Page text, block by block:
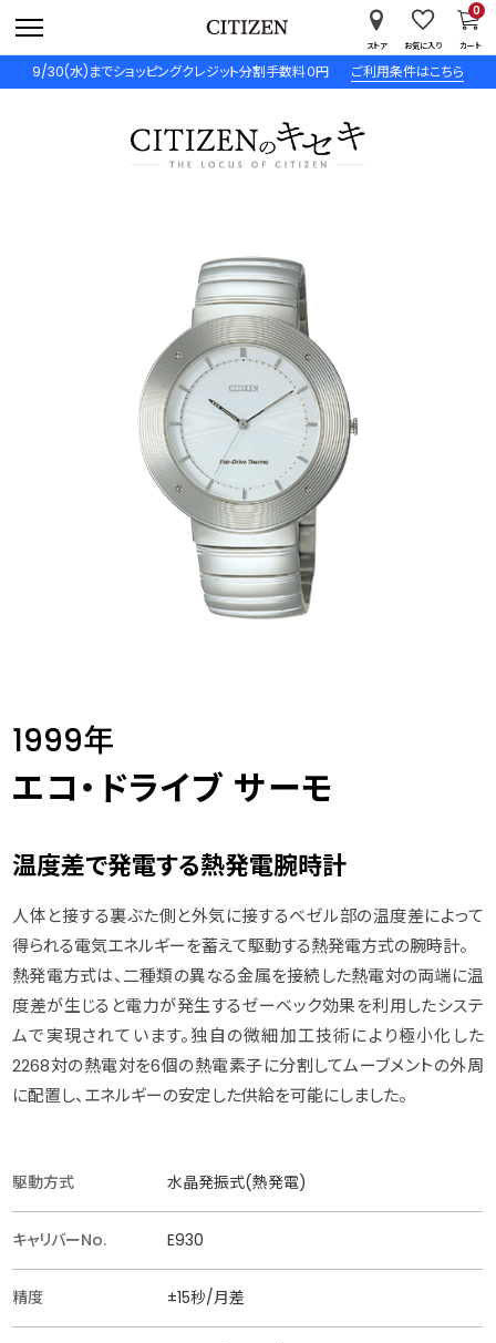
9/30(水)までショッピングクレジット分割手数料０円 ご利用条件はこちら
ストア お気に入り カート
0
1999年
エコ・ドライブ サーモ
温度差で発電する熱発電腕時計
人体と接する裏ぶた側と外気に接するベゼル部の温度差によって
得られる電気エネルギーを蓄えて駆動する熱発電方式の腕時計。
熱発電方式は、二種類の異なる金属を接続した熱電対の両端に温
度差が生じると電力が発生するゼーベック効果を利用したシステ
ムで実現されています。独自の微細加工技術により極小化した
2268対の熱電対を6個の熱電素子に分割してムーブメントの外周
に配置し、エネルギーの安定した供給を可能にしました。
駆動方式 水晶発振式(熱発電)
キャリバーNo. E930
精度 ±15秒/月差